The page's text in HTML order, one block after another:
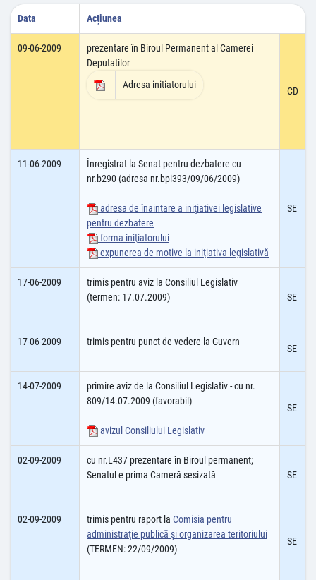
Data Acțiunea
09-06-2009
prezentare în Biroul Permanent al Camerei
Deputatilor
Adresa initiatorului
CD
11-06-2009
Înregistrat la Senat pentru dezbatere cu
nr.b290 (adresa nr.bpi393/09/06/2009)
adresa de înaintare a iniţiativei legislative
pentru dezbatere
forma iniţiatorului
expunerea de motive la iniţiativa legislativă
SE
17-06-2009
trimis pentru aviz la Consiliul Legislativ
(termen: 17.07.2009)
SE
17-06-2009 trimis pentru punct de vedere la Guvern
SE
14-07-2009
primire aviz de la Consiliul Legislativ - cu nr.
809/14.07.2009 (favorabil)
avizul Consiliului Legislativ
SE
02-09-2009
cu nr.L437 prezentare în Biroul permanent;
Senatul e prima Cameră sesizată
SE
02-09-2009 trimis pentru raport la Comisia pentru
administraţie publică şi organizarea teritoriului
(TERMEN: 22/09/2009)
SE